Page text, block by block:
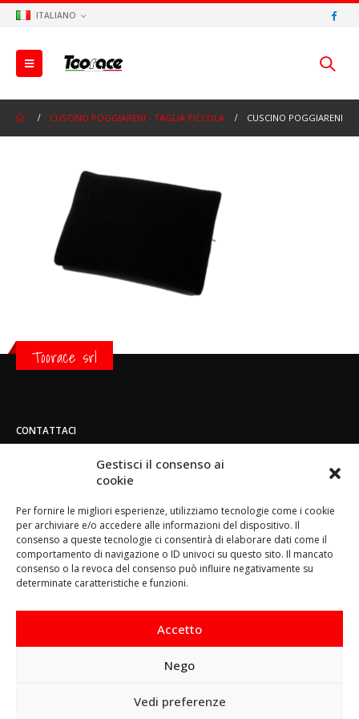
Gestisci il consenso ai
cookie
Per fornire le migliori esperienze, utilizziamo tecnologie come i cookie
per archiviare e/o accedere alle informazioni del dispositivo. Il
consenso a queste tecnologie ci consentirà di elaborare dati come il
comportamento di navigazione o ID univoci su questo sito. Il mancato
consenso o la revoca del consenso può influire negativamente su
determinate caratteristiche e funzioni.
Accetto
Nego
Vedi preferenze
ITALIANO
CUSCINO POGGIARENI - TAGLIA PICCOLA CUSCINO POGGIARENI
Toorace srl
CONTATTACI
Strada di San Mauro 236/B - 10156 - Torino
(+39) 011.800.49.59
Email:
info@toorace.it
Orario di lavoro:
navigare si considera accettato il loro utilizzo.